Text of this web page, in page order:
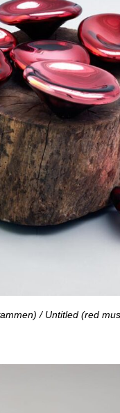
/ Untitled (red